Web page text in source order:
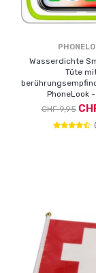
Wasserdichte
Tüte
PhoneLook
CHF 9,95